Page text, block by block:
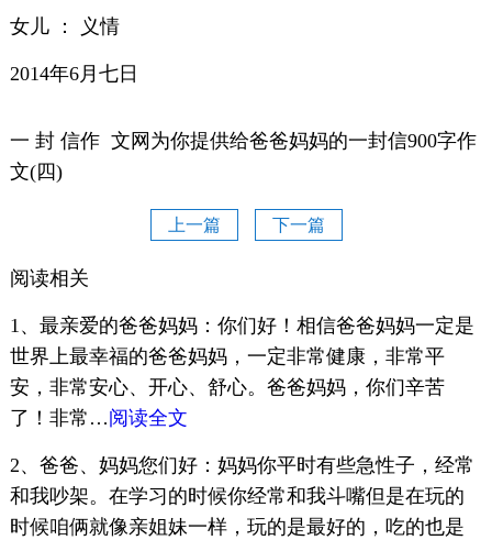
女儿 ： 义情
2014年6月七日
一 封 信作 文网为你提供给爸爸妈妈的一封信900字作
文(四)
上一篇 下一篇
阅读相关
1、最亲爱的爸爸妈妈：你们好！相信爸爸妈妈一定是
世界上最幸福的爸爸妈妈，一定非常健康，非常平
安，非常安心、开心、舒心。爸爸妈妈，你们辛苦
了！非常…阅读全文
2、爸爸、妈妈您们好：妈妈你平时有些急性子，经常
和我吵架。在学习的时候你经常和我斗嘴但是在玩的
时候咱俩就像亲姐妹一样，玩的是最好的，吃的也是